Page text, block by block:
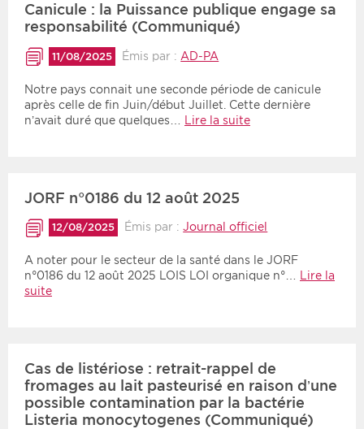
Canicule : la Puissance publique engage sa
responsabilité (Communiqué)
11/08/2025 Émis par : AD-PA
Notre pays connait une seconde période de canicule
après celle de fin Juin/début Juillet. Cette dernière
n’avait duré que quelques…
Lire la suite
JORF n°0186 du 12 août 2025
12/08/2025 Émis par :Journal officiel
A noter pour le secteur de la santé dans le JORF
n°0186 du 12 août 2025 LOIS LOI organique n°…
Lire la
suite
Cas de listériose : retrait-rappel de
fromages au lait pasteurisé en raison d’une
possible contamination par la bactérie
Listeria monocytogenes (Communiqué)